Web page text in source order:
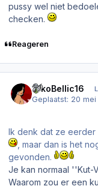
pussy wel niet
checken.
Reageren
NikoBellic16
Geplaatst: 20
Ik denk dat ze
, maar dan is het
gevonden.
Je kan normaal ''Kut-
Waarom zou er een